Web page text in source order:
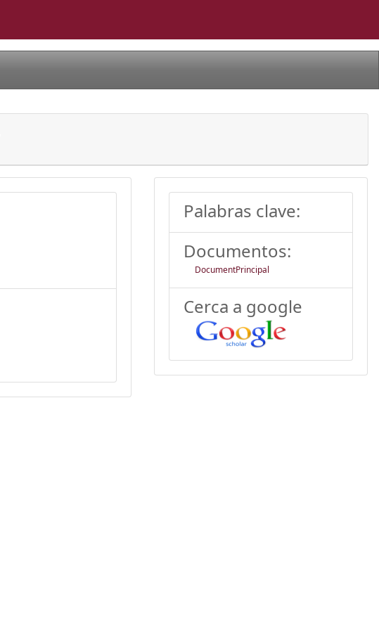
Palabras clave:
Documentos:
DocumentPrincipal
Cerca a google